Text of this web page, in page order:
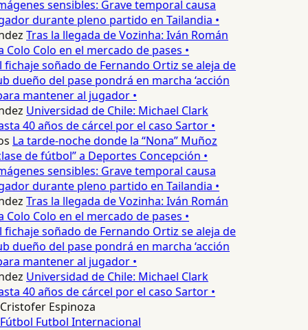
sensibles: Grave temporal causa
durante pleno partido en Tailandia •
Tras la llegada de Vozinha: Iván Román
Colo en el mercado de pases •
fichaje soñado de Fernando Ortiz se aleja de
dueño del pase pondrá en marcha ‘acción
mantener al jugador •
Universidad de Chile: Michael Clark
40 años de cárcel por el caso Sartor •
La tarde-noche donde la “Nona” Muñoz
de fútbol” a Deportes Concepción •
sensibles: Grave temporal causa
durante pleno partido en Tailandia •
Tras la llegada de Vozinha: Iván Román
Colo en el mercado de pases •
fichaje soñado de Fernando Ortiz se aleja de
dueño del pase pondrá en marcha ‘acción
mantener al jugador •
Universidad de Chile: Michael Clark
40 años de cárcel por el caso Sartor •
Cristofer Espinoza
Fútbol Futbol Internacional